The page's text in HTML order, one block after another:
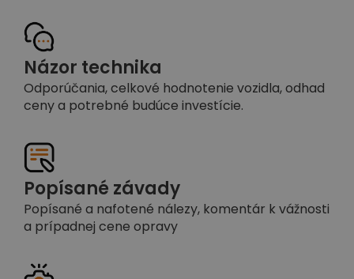
Názor technika
Odporúčania, celkové hodnotenie vozidla, odhad
ceny a potrebné budúce investície.
Popísané závady
Popísané a nafotené nálezy, komentár k vážnosti
a prípadnej cene opravy